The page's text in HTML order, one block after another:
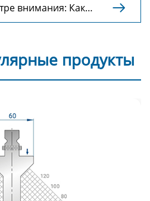
внимания: Как
меняют

продукты